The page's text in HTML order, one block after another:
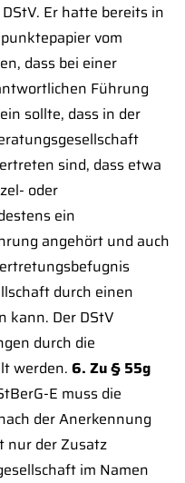
Er hatte bereits in
vom
dass bei einer
Führung
sollte, dass in der
sind, dass etwa
oder
ein
angehört und auch
durch einen
kann. Der DStV
durch die
werden.6. Zu § 55g
E muss die
der Anerkennung
nur der Zusatz
im Namen